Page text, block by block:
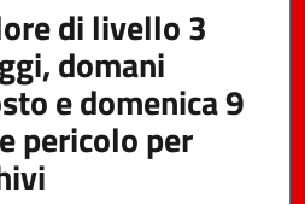
di livello 3
domani
e domenica 9
pericolo per